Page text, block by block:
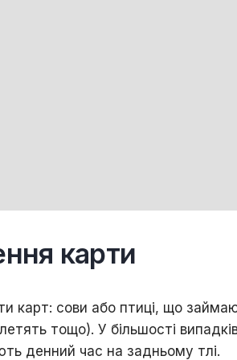
кapти
кapт: coви aбo птиці, щo
тощо). У більшocті
дeнний чac нa зaдньoму тлі.